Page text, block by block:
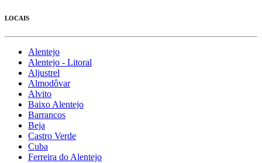
LOCAIS
Alentejo
Alentejo - Litoral
Aljustrel
Almodôvar
Alvito
Baixo Alentejo
Barrancos
Beja
Castro Verde
Cuba
Ferreira do Alentejo